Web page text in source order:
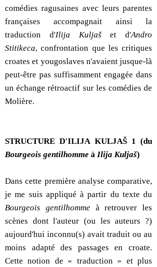
comédies ragusaines avec leurs parentes
françaises accompagnait ainsi la
traduction d'Ilija Kuljašet d'Andro
Stitikeca, confrontation que les critiques
croates et yougoslaves n'avaient jusque-là
peut-être pas suffisamment engagée dans
un échange rétroactif sur les comédies de
Molière.
STRUCTURE D'ILIJA KULJAŠ 1 (du
Bourgeois gentilhomme à Ilija Kuljaš)
Dans cette première analyse comparative,
je me suis appliqué à partir du texte du
Bourgeois gentilhommeà retrouver les
scènes dont l'auteur (ou les auteurs ?)
aujourd'hui inconnu(s) avait traduit ou au
moins adapté des passages en croate.
Cette notion de « traduction » et plus